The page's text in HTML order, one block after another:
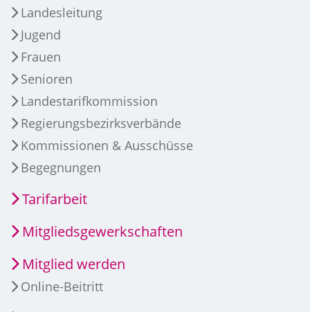
Landesleitung
Jugend
Frauen
Senioren
Landestarifkommission
Regierungsbezirksverbände
Kommissionen & Ausschüsse
Begegnungen
Tarifarbeit
Mitgliedsgewerkschaften
Mitglied werden
Online-Beitritt